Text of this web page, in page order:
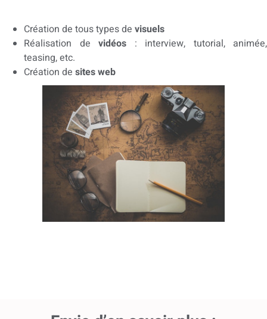
Création de tous types de visuels
Réalisation de vidéos : interview, tutorial, animée,
teasing, etc.
Création de sites web